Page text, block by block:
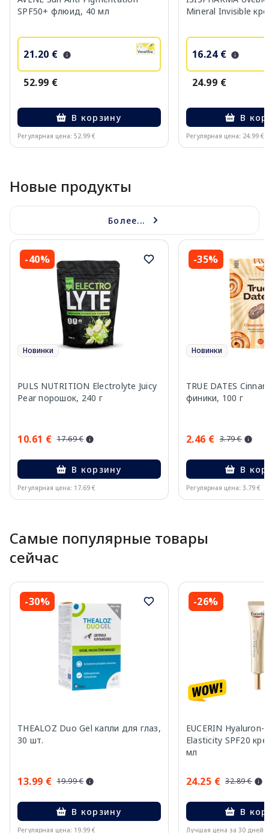
SPF50+ флюид, 40 мл
21.20 €
52.99 €
В корзину
Регулярная цена: 52.99 €
Mineral Invisible
16.24 €
24.99 €
В
Регулярная цена: 24.99 €
Новые продукты
Более...
-40%
Новинки
PULS NUTRITION Electrolyte Juicy
Pear порошок, 240 г
10.61 € 17.69 €
В корзину
Регулярная цена: 17.69 €
-35%
Новинки
TRUE DATES
финики, 100 г
2.46 € 3.79 €
В
Регулярная цена: 3.79 €
Самые популярные товары
сейчас
-30%
THEALOZ Duo Gel капли для глаз,
30 шт.
13.99 € 19.99 €
В корзину
Регулярная цена: 19.99 €
-26%
EUCERIN Hyaluron-
Elasticity SPF20
мл
24.25 € 32.89 €
В
Лучшая цена за 30 дней: